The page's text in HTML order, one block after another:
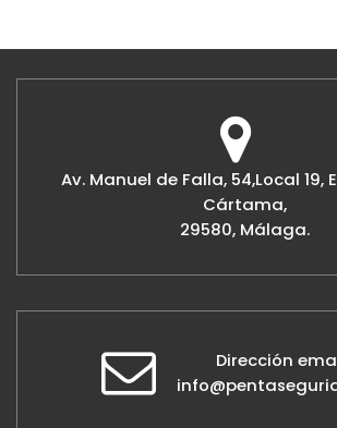
Av. Manuel de Falla, 54,Local 19,
Cártama,
29580, Málaga.
Dirección